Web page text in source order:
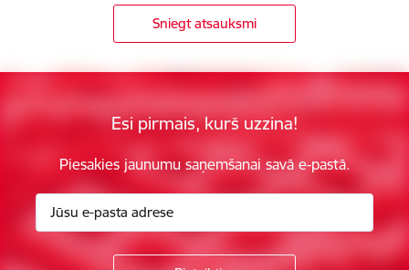
Sniegt atsauksmi
Esi pirmais, kurš uzzina!
Piesakies jaunumu saņemšanai savā e-pastā.